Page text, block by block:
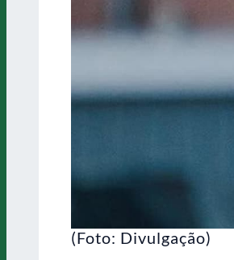
(Foto: Divulgação)